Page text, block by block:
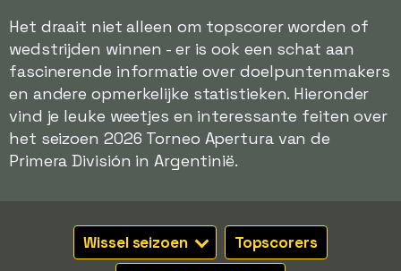
Het draait niet alleen om topscorer worden of
wedstrijden winnen - er is ook een schat aan
fascinerende informatie over doelpuntenmakers
en andere opmerkelijke statistieken. Hieronder
vind je leuke weetjes en interessante feiten over
het seizoen 2026 Torneo Apertura van de
Primera División in Argentinië.
Wissel seizoen
Topscorers